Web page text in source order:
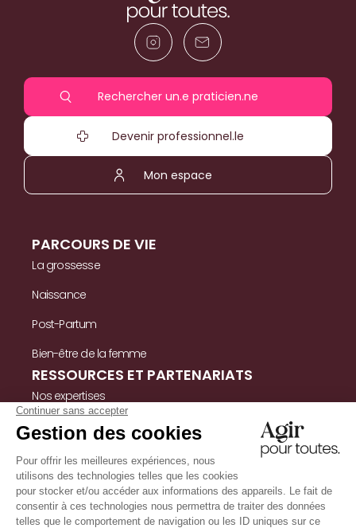
Rechercher un.e praticien.ne
Devenir professionnel.le
Mon espace
PARCOURS DE VIE
La grossesse
Naissance
Post-Partum
Bien-être de la femme
RESSOURCES ET PARTENARIATS
Nos expertises
Nos ressources
Témoignages
Nous contacter
INFORMATIONS